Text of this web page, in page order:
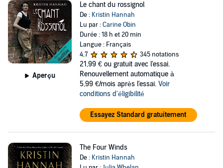
Aperçu
Le chant du rossignol
De : Kristin Hannah
Lu par :Carine Obin
Durée : 18 h et 20 min
Langue : Français
4,7
345 notations
21,99 € ou gratuit avec l'essai.
Renouvellement automatique à
5,99 €/mois après l'essai. Voir
conditions d'éligibilité
Essayez Standard gratuitement
The Four Winds
De : Kristin Hannah